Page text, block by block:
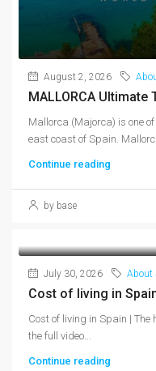
August 2, 2026
MALLORCA Ultimate
Mallorca (Majorca) is one
east coast of Spain.
Continue reading
by base
July 30, 2026 About
Cost of living in
Cost of living in Spain |
the full video...
Continue reading